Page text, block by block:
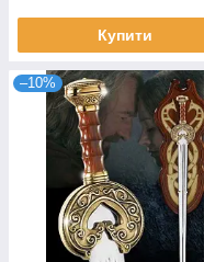
Купити
–10%